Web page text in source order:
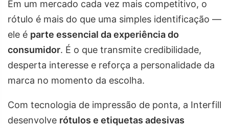
Em um mercado cada vez mais competitivo, o
rótulo é mais do que uma simples identificação —
ele é parte essencial da experiência do
consumidor. É o que transmite credibilidade,
desperta interesse e reforça a personalidade da
marca no momento da escolha.
Com tecnologia de impressão de ponta, a Interfill
desenvolve rótulos e etiquetas adesivas